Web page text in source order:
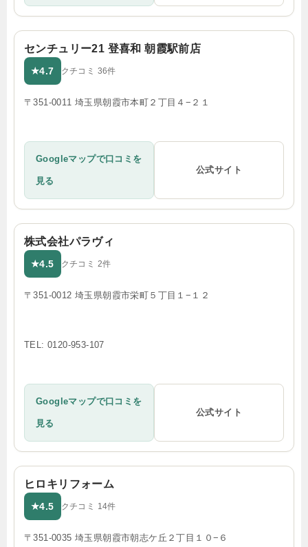
センチュリー21 登喜和 朝霞駅前店
★4.7 クチコミ 36件
〒351-0011 埼玉県朝霞市本町２丁目４−２１
Googleマップで口コミを
見る
公式サイト
株式会社パラヴィ
★4.5 クチコミ 2件
〒351-0012 埼玉県朝霞市栄町５丁目１−１２
TEL: 0120-953-107
Googleマップで口コミを
見る
公式サイト
ヒロキリフォーム
★4.5 クチコミ 14件
〒351-0035 埼玉県朝霞市朝志ケ丘２丁目１０−６